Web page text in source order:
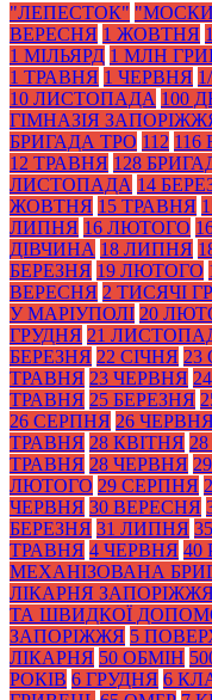
"ЛЕПЕСТОК"
ВЕРЕСНЯ 1 ЖОВТНЯ
1 МІЛЬЯРД 1 МЛН
1 ТРАВНЯ 1 ЧЕРВНЯ
10 ЛИСТОПАДА 100
ГІМНАЗІЯ
БРИГАДА ТРО 112
12 ТРАВНЯ 128
ЛИСТОПАДА 14
ЖОВТНЯ 15 ТРАВНЯ
ЛИПНЯ 16 ЛЮТОГО
ДІВЧИНА 18 ЛИПНЯ
БЕРЕЗНЯ 19 ЛЮТОГО
ВЕРЕСНЯ 2 ТИСЯЧІ
У МАРІУПОЛІ 20
ГРУДНЯ 21
БЕРЕЗНЯ 22 СІЧНЯ
ТРАВНЯ 23 ЧЕРВНЯ
ТРАВНЯ 25 БЕРЕЗНЯ
26 СЕРПНЯ 26 ЧЕРВНЯ
ТРАВНЯ 28 КВІТНЯ
ТРАВНЯ 28 ЧЕРВНЯ
ЛЮТОГО 29 СЕРПНЯ
ЧЕРВНЯ 30 ВЕРЕСНЯ
БЕРЕЗНЯ 31 ЛИПНЯ
ТРАВНЯ 4 ЧЕРВНЯ 40
МЕХАНІЗОВАНА
ЛІКАРНЯ ЗАПОРІЖЖЯ
ТА ШВИДКОЇ
ЗАПОРІЖЖЯ 5
ЛІКАРНЯ 50 ОБМІН
РОКІВ 6 ГРУДНЯ 6